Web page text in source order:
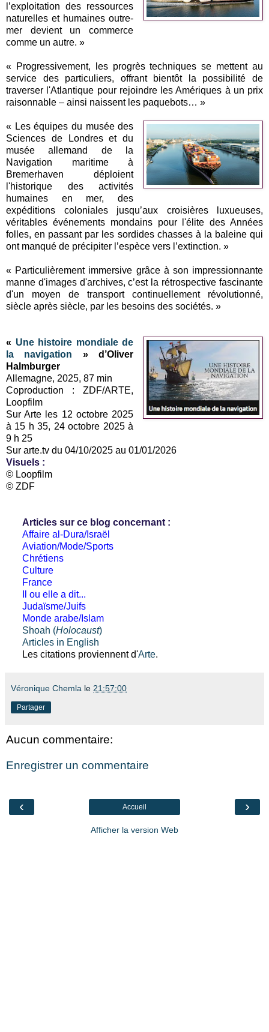
l’exploitation des ressources
naturelles et humaines outre-
mer devient un commerce
comme un autre. »
« Progressivement, les progrès techniques se mettent au
service des particuliers, offrant bientôt la possibilité de
traverser l'Atlantique pour rejoindre les Amériques à un prix
raisonnable – ainsi naissent les paquebots… »
« Les équipes du musée des
Sciences de Londres et du
musée allemand de la
Navigation maritime à
Bremerhaven déploient
l'historique des activités
humaines en mer, des
expéditions coloniales jusqu’aux croisières luxueuses,
véritables événements mondains pour l'élite des Années
folles, en passant par les sordides chasses à la baleine qui
ont manqué de précipiter l’espèce vers l’extinction. »
« Particulièrement immersive grâce à son impressionnante
manne d'images d'archives, c’est la rétrospective fascinante
d'un moyen de transport continuellement révolutionné,
siècle après siècle, par les besoins des sociétés. »
« Une histoire mondiale de
la navigation » d’Oliver
Halmburger
Allemagne, 2025, 87 min
Coproduction : ZDF/ARTE,
Loopfilm
Sur Arte les 12 octobre 2025
à 15 h 35, 24 octobre 2025 à
9 h 25
Sur arte.tv du 04/10/2025 au 01/01/2026
Visuels :
© Loopfilm
© ZDF
Articles sur ce blog concernant :
Affaire al-Dura/Israël
Aviation/Mode/Sports
Chrétiens
Culture
France
Il ou elle a dit...
Judaïsme/Juifs
Monde arabe/Islam
Shoah (Holocaust)
Articles in English
Les citations proviennent d'Arte.
Véronique Chemla le 21:57:00
Partager
Aucun commentaire:
Enregistrer un commentaire
‹ ›
Accueil
Afficher la version Web